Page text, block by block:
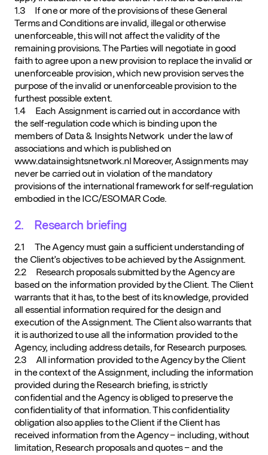
1.3 If one or more of the provisions of these General
Terms and Conditions are invalid, illegal or otherwise
unenforceable, this will not affect the validity of the
remaining provisions. The Parties will negotiate in good
faith to agree upon a new provision to replace the invalid or
unenforceable provision, which new provision serves the
purpose of the invalid or unenforceable provision to the
furthest possible extent.
1.4 Each Assignment is carried out in accordance with
the self-regulation code which is binding upon the
members of Data & Insights Network under the law of
associations and which is published on
www.datainsightsnetwork.nl Moreover, Assignments may
never be carried out in violation of the mandatory
provisions of the international framework for self-regulation
embodied in the ICC/ESOMAR Code.
2. Research briefing
2.1 The Agency must gain a sufficient understanding of
the Client’s objectives to be achieved by the Assignment.
2.2 Research proposals submitted by the Agency are
based on the information provided by the Client. The Client
warrants that it has, to the best of its knowledge, provided
all essential information required for the design and
execution of the Assignment. The Client also warrants that
it is authorized to use all the information provided to the
Agency, including address details, for Research purposes.
2.3 All information provided to the Agency by the Client
in the context of the Assignment, including the information
provided during the Research briefing, is strictly
confidential and the Agency is obliged to preserve the
confidentiality of that information. This confidentiality
obligation also applies to the Client if the Client has
received information from the Agency – including, without
limitation, Research proposals and quotes – and the